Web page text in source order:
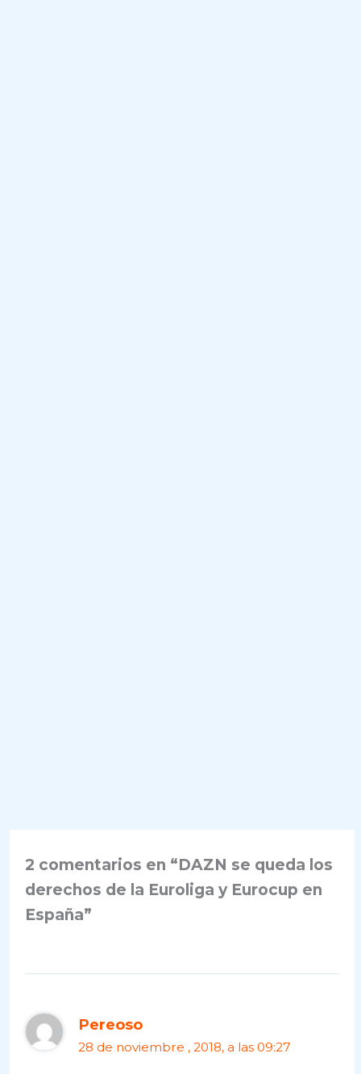
2 comentarios en “DAZN se queda los
derechos de la Euroliga y Eurocup en
España”
Pereoso
28 de noviembre , 2018, a las 09:27